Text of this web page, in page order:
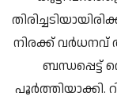
നിരക്ക് വര്‍ധനവ്
ബന്ധപ്പെട്ട്
പൂർത്തിയാക്കി.